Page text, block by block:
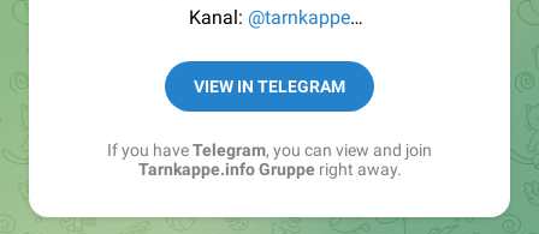
Kanal: @tarnkappe
Best of:@bestoftarnkappe
Kochen: https://t.me/+WSW5F1VcmhliMjk6
VIEW IN TELEGRAM
If you haveTelegram, you can view and join
Tarnkappe.info Grupperight away.